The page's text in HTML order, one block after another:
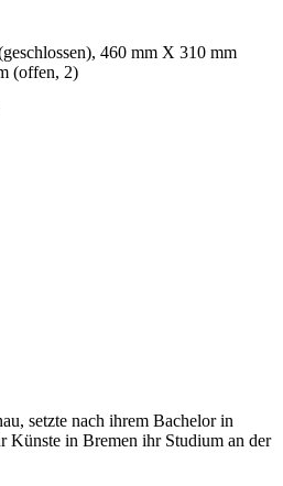
460 mm X 310 mm
(offen, 2)
setzte nach ihrem Bachelor in
Künste in Bremen ihr Studium an der